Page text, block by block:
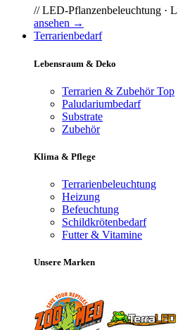
// LED-Pflanzenbeleuchtung ·
ansehen →
Terrarienbedarf
Lebensraum & Deko
Terrarien & ZubehörTop
Paludariumbedarf
Substrate
Zubehör
Klima & Pflege
Terrarienbeleuchtung
Heizung
Befeuchtung
Schildkrötenbedarf
Futter & Vitamine
Unsere Marken